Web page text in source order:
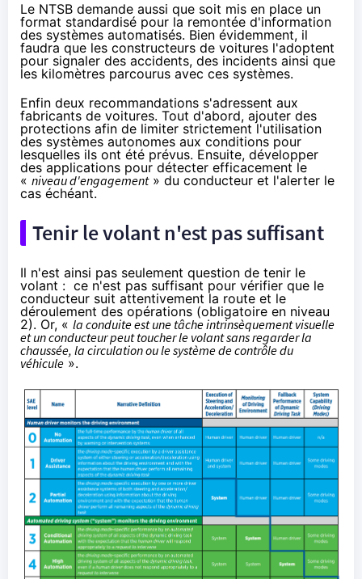
Le NTSB demande aussi que soit mis en place un
format standardisé pour la remontée d'information
des systèmes automatisés. Bien évidemment, il
faudra que les constructeurs de voitures l'adoptent
pour signaler des accidents, des incidents ainsi que
les kilomètres parcourus avec ces systèmes.
Enfin deux recommandations s'adressent aux
fabricants de voitures. Tout d'abord, ajouter des
protections afin de limiter strictement l'utilisation
des systèmes autonomes aux conditions pour
lesquelles ils ont été prévus. Ensuite, développer
des applications pour détecter efficacement le
« niveau d'engagement» du conducteur et l'alerter le
cas échéant.
Tenir le volant n'est pas suffisant
Il n'est ainsi pas seulement question de tenir le
volant : ce n'est pas suffisant pour vérifier que le
conducteur suit attentivement la route et le
déroulement des opérations (obligatoire en niveau
2). Or, « la conduite est une tâche intrinsèquement visuelle
et un conducteur peut toucher le volant sans regarder la
chaussée, la circulation ou le système de contrôle du
véhicule ».